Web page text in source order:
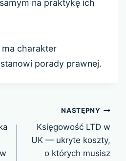
na praktykę ich
ma charakter
porady prawnej.
NASTĘPNY
Księgowość LTD w
UK — ukryte koszty,
o których musisz